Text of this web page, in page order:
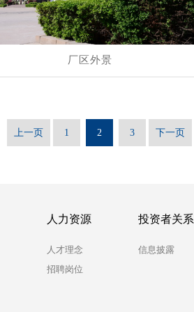
厂区外景
上一页 1 2 3 下一页
人力资源
人才理念
招聘岗位
投资者关系
信息披露